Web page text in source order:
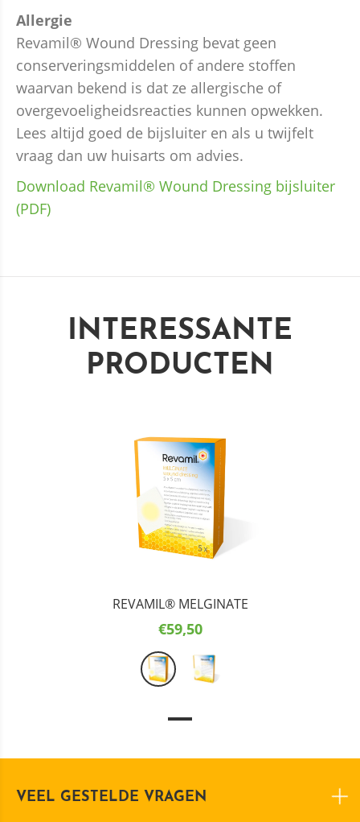
Allergie
Revamil® Wound Dressing bevat geen
conserveringsmiddelen of andere stoffen
waarvan bekend is dat ze allergische of
overgevoeligheidsreacties kunnen opwekken.
Lees altijd goed de bijsluiter en als u twijfelt
vraag dan uw huisarts om advies.
Download Revamil® Wound Dressing bijsluiter
(PDF)
INTERESSANTE
PRODUCTEN
REVAMIL® MELGINATE
€59,50
VEEL GESTELDE VRAGEN